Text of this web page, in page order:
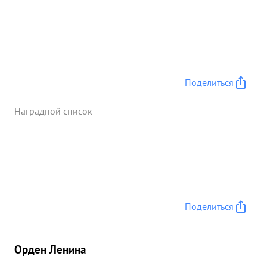
Поделиться
Наградной список
Поделиться
Орден Ленина